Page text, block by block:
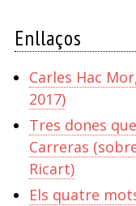
Enllaços
Carles Hac
2017)
Tres dones
Carreras
Ricart)
Els quatre